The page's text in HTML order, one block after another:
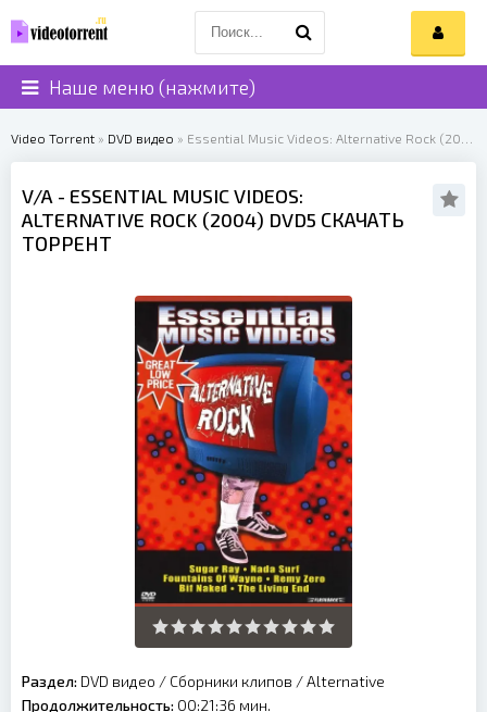
Наше меню (нажмите)
Video Torrent » DVD видео » Essential Music Videos: Alternative Rock (2004)
V/A - ESSENTIAL MUSIC VIDEOS:
ALTERNATIVE ROCK (2004) DVD5 СКАЧАТЬ
ТОРРЕНТ
Раздел: DVD видео / Сборники клипов /Alternative
Продолжительность: 00:21:36 мин.